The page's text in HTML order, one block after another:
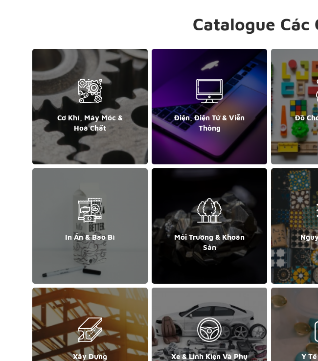
Catalogue Các
Cơ Khí, Máy Móc &
Hoá Chất
Điện, Điện Tử & Viễn
Thông
Đồ
In Ấn & Bao Bì
Môi Trường & Khoán
Sản
Xây Dựng
Xe & Linh Kiện Và Phụ
Y